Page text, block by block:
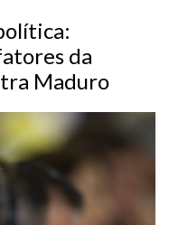
da
Maduro